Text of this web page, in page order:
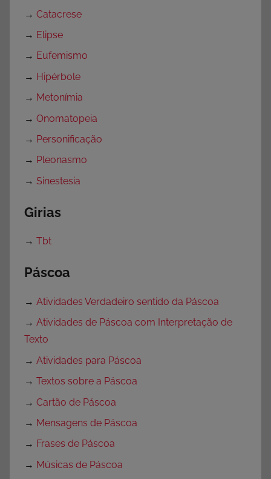
→ Catacrese
→ Elipse
→ Eufemismo
→ Hipérbole
→ Metonímia
→ Onomatopeia
→ Personificação
→ Pleonasmo
→ Sinestesia
Girias
→ Tbt
Páscoa
→ Atividades Verdadeiro sentido da Páscoa
→ Atividades de Páscoa com Interpretação de
Texto
→ Atividades para Páscoa
→ Textos sobre a Páscoa
→ Cartão de Páscoa
→ Mensagens de Páscoa
→ Frases de Páscoa
→ Músicas de Páscoa